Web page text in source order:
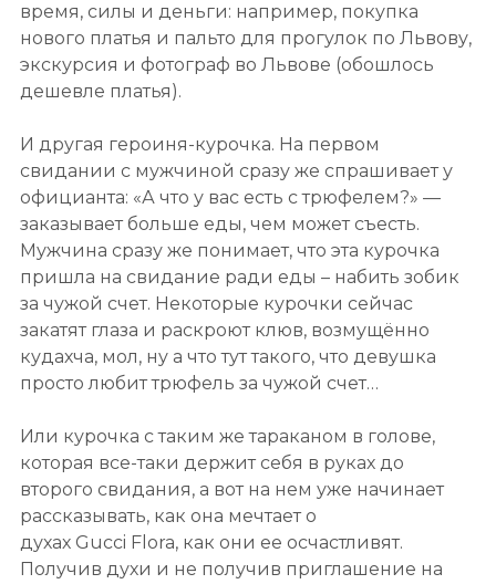
время, силы и деньги: например, покупка
нового платья и пальто для прогулок по Львову,
экскурсия и фотограф во Львове (обошлось
дешевле платья).
И другая героиня-курочка. На первом
свидании с мужчиной сразу же спрашивает у
официанта: «А что у вас есть с трюфелем?» —
заказывает больше еды, чем может съесть.
Мужчина сразу же понимает, что эта курочка
пришла на свидание ради еды – набить зобик
за чужой счет. Некоторые курочки сейчас
закатят глаза и раскроют клюв, возмущённо
кудахча, мол, ну а что тут такого, что девушка
просто любит трюфель за чужой счет…
Или курочка с таким же тараканом в голове,
которая все-таки держит себя в руках до
второго свидания, а вот на нем уже начинает
рассказывать, как она мечтает о
духах Gucci Flora, как они ее осчастливят.
Получив духи и не получив приглашение на